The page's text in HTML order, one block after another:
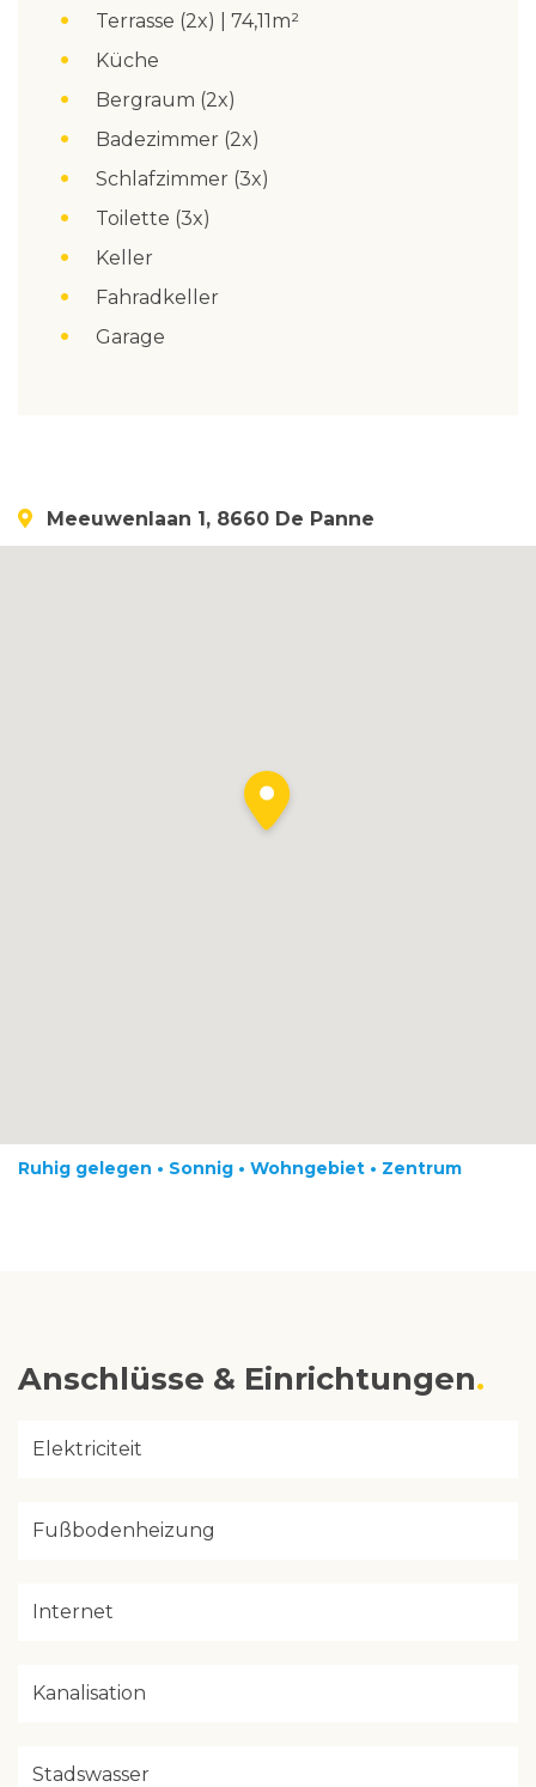
Terrasse (2x) | 74,11m²
Küche
Bergraum (2x)
Badezimmer (2x)
Schlafzimmer (3x)
Toilette (3x)
Keller
Fahradkeller
Garage
Meeuwenlaan 1, 8660 De Panne
Ruhig gelegen • Sonnig • Wohngebiet • Zentrum
Anschlüsse & Einrichtungen
Elektriciteit
Fußbodenheizung
Internet
Kanalisation
Stadswasser